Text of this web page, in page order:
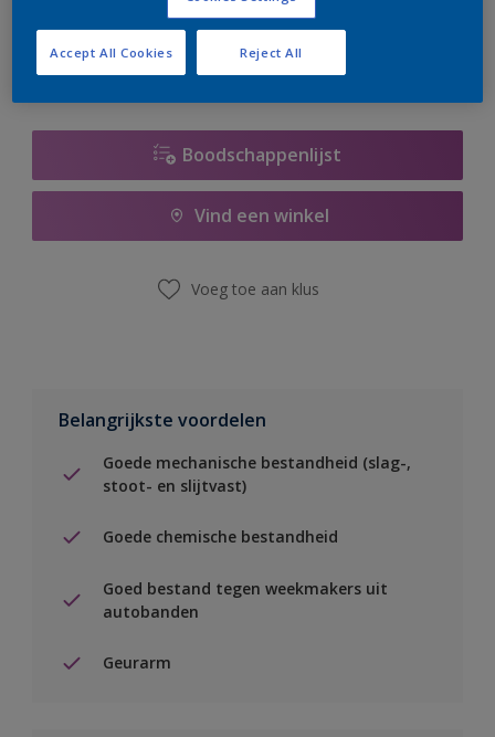
er hard aan om de voorraad aan te vullen.
Boodschappenlijst
Vind een winkel
Voeg toe aan klus
Belangrijkste voordelen
Goede mechanische bestandheid (slag-,
stoot- en slijtvast)
Goede chemische bestandheid
Goed bestand tegen weekmakers uit
autobanden
Geurarm
Reject All
Accept All Cookies